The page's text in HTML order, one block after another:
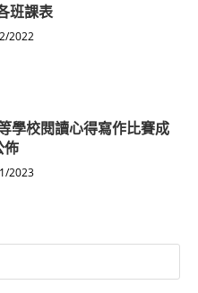
班課表
2022
學校閱讀心得寫作比賽成
佈
2023